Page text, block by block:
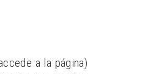
a la página)